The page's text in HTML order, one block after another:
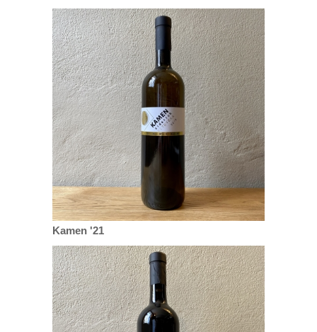
Kamen '21